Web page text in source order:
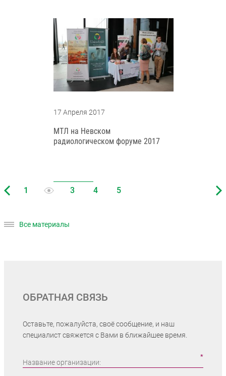
17 Апреля 2017
МТЛ на Невском
радиологическом форуме 2017
Все материалы
ОБРАТНАЯ СВЯЗЬ
Оставьте, пожалуйста, своё сообщение, и наш
специалист свяжется с Вами в ближайшее время.
Название организации: